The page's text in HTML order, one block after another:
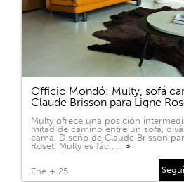
Officio Mondó: Multy, sofá
Claude Brisson para Ligne
Multy ofrece una posición
mitad de camino entre un sofá,
cama. Diseño de Claude Brisson
Roset. Multy es fácil … >
Ene + 25